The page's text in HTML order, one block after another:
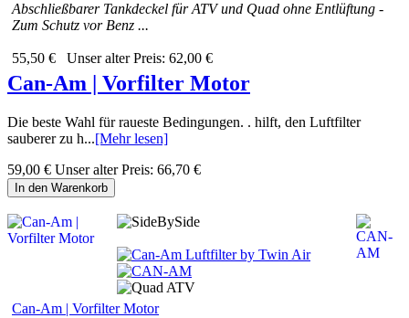
Abschließbarer Tankdeckel für ATV und Quad ohne Entlüftung -
Zum Schutz vor Benz ...
55,50 € Unser alter Preis: 62,00 €
Can-Am | Vorfilter Motor
Die beste Wahl für raueste Bedingungen. . hilft, den Luftfilter
sauberer zu h...[Mehr lesen]
59,00 € Unser alter Preis: 66,70 €
In den Warenkorb
Can-Am | Vorfilter Motor